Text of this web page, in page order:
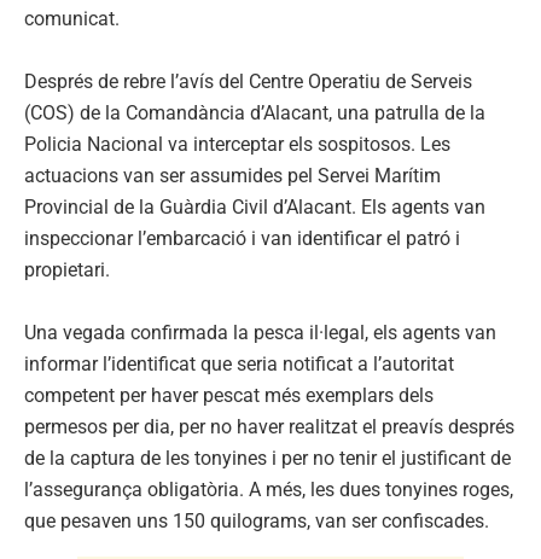
comunicat.
Després de rebre l’avís del Centre Operatiu de Serveis
(COS) de la Comandància d’Alacant, una patrulla de la
Policia Nacional va interceptar els sospitosos. Les
actuacions van ser assumides pel Servei Marítim
Provincial de la Guàrdia Civil d’Alacant. Els agents van
inspeccionar l’embarcació i van identificar el patró i
propietari.
Una vegada confirmada la pesca il·legal, els agents van
informar l’identificat que seria notificat a l’autoritat
competent per haver pescat més exemplars dels
permesos per dia, per no haver realitzat el preavís després
de la captura de les tonyines i per no tenir el justificant de
l’assegurança obligatòria. A més, les dues tonyines roges,
que pesaven uns 150 quilograms, van ser confiscades.